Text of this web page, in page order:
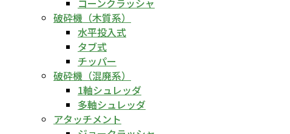
コーンクラッシャ
破砕機（木質系）
水平投入式
タブ式
チッパー
破砕機（混廃系）
1軸シュレッダ
多軸シュレッダ
アタッチメント